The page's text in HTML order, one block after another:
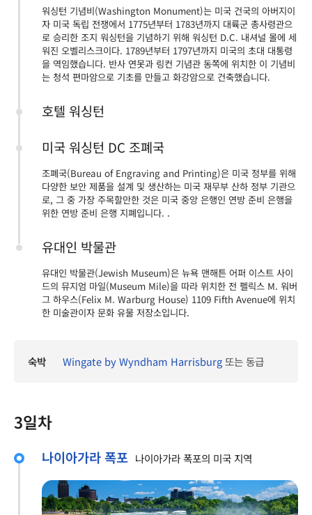
워싱턴 기념비(Washington Monument)는 미국 건국의 아버지이
자 미국 독립 전쟁에서 1775년부터 1783년까지 대륙군 총사령관으
로 승리한 조지 워싱턴을 기념하기 위해 워싱턴 D.C. 내셔널 몰에 세
워진 오벨리스크이다. 1789년부터 1797년까지 미국의 초대 대통령
을 역임했습니다. 반사 연못과 링컨 기념관 동쪽에 위치한 이 기념비
는 청석 편마암으로 기초를 만들고 화강암으로 건축했습니다.
호텔 워싱턴
미국 워싱턴 DC 조폐국
조폐국(Bureau of Engraving and Printing)은 미국 정부를 위해
다양한 보안 제품을 설계 및 생산하는 미국 재무부 산하 정부 기관으
로, 그 중 가장 주목할만한 것은 미국 중앙 은행인 연방 준비 은행을
위한 연방 준비 은행 지폐입니다. .
유대인 박물관
유대인 박물관(Jewish Museum)은 뉴욕 맨해튼 어퍼 이스트 사이
드의 뮤지엄 마일(Museum Mile)을 따라 위치한 전 펠릭스 M. 워버
그 하우스(Felix M. Warburg House) 1109 Fifth Avenue에 위치
한 미술관이자 문화 유물 저장소입니다.
숙박 Wingate by Wyndham Harrisburg또는 동급
3일차
나이아가라 폭포 나이아가라 폭포의 미국 지역